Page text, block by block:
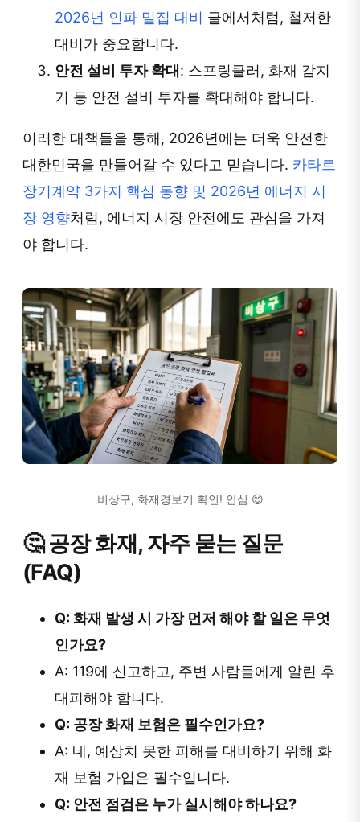
2026년 인파 밀집 대비 글에서처럼, 철저한
대비가 중요합니다.
안전 설비 투자 확대: 스프링클러, 화재 감지
기 등 안전 설비 투자를 확대해야 합니다.
이러한 대책들을 통해, 2026년에는 더욱 안전한
대한민국을 만들어갈 수 있다고 믿습니다. 카타르
장기계약 3가지 핵심 동향 및 2026년 에너지 시
장 영향처럼, 에너지 시장 안전에도 관심을 가져
야 합니다.
비상구, 화재경보기 확인! 안심 😊
🤔 공장 화재, 자주 묻는 질문
(FAQ)
Q: 화재 발생 시 가장 먼저 해야 할 일은 무엇
인가요?
A: 119에 신고하고, 주변 사람들에게 알린 후
대피해야 합니다.
Q: 공장 화재 보험은 필수인가요?
A: 네, 예상치 못한 피해를 대비하기 위해 화
재 보험 가입은 필수입니다.
Q: 안전 점검은 누가 실시해야 하나요?